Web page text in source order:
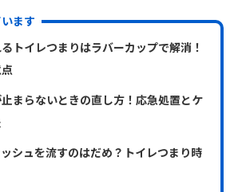
ます
トイレつまりはラバーカップで解消！
まらないときの直し方！応急処置とケ
シュを流すのはだめ？トイレつまり時